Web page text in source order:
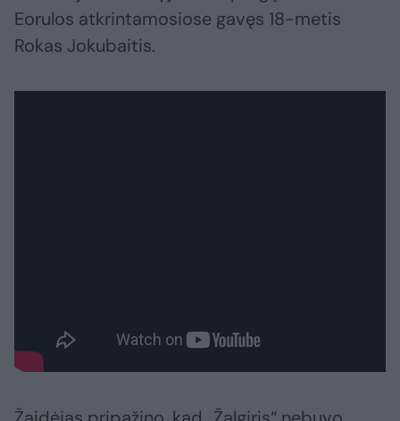
Eorulos atkrintamosiose gavęs 18-metis
Rokas Jokubaitis.